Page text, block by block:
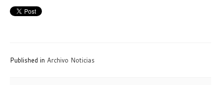
Published in Archivo Noticias